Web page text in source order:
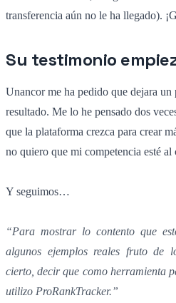
transferencia aún no le ha llegado).
Su testimonio
Unancor me ha pedido que dejara un
resultado. Me lo he pensado dos
que la plataforma crezca para crear
no quiero que mi competencia esté
Y seguimos…
“Para mostrar lo contento que
algunos ejemplos reales fruto de
cierto, decir que como herramienta
utilizo ProRankTracker.”